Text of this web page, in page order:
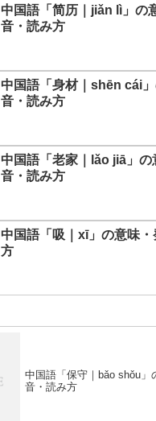
中国語「简历｜jiǎn lì」の
音・読み方
中国語「身材｜shēn cái
音・読み方
中国語「老家｜lǎo jiā」の
音・読み方
中国語「吸｜xī」の意味
方
中国語「保守｜bǎo shǒu」
音・読み方